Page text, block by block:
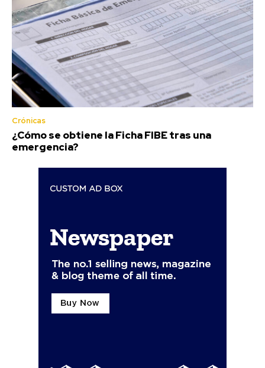
Crónicas
¿Cómo se obtiene la Ficha FIBE tras una
emergencia?